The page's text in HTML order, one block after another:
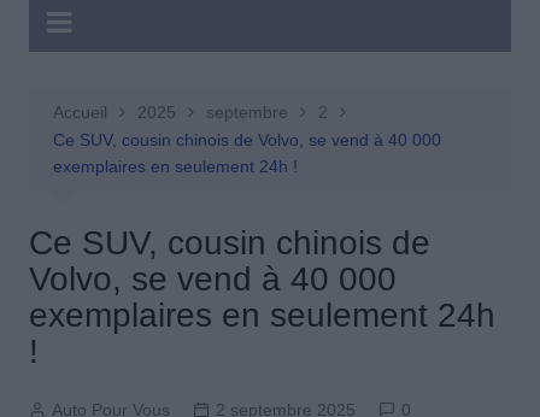
Accueil 2025 septembre
2
Ce SUV, cousin chinois de Volvo, se vend à 40 000
exemplaires en seulement 24h !
Ce SUV, cousin chinois de
Volvo, se vend à 40 000
exemplaires en seulement 24h
!
Auto Pour Vous 2 septembre 2025
0